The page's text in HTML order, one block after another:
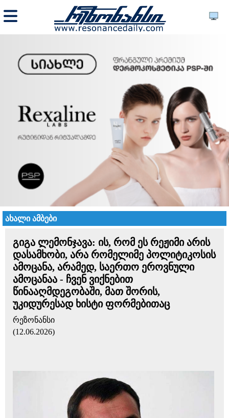
ახალი ამბები
გიგა ლემონჯავა: ის, რომ ეს რეჟიმი არის
დასამხობი, არა რომელიმე პოლიტიკოსის
ამოცანა, არამედ, საერთო ეროვნული
ამოცანაა - ჩვენ ვიქნებით
წინააღმდეგობაში, მათ შორის,
უკიდურესად ხისტი ფორმებითაც
რეზონანსი
(12.06.2026)